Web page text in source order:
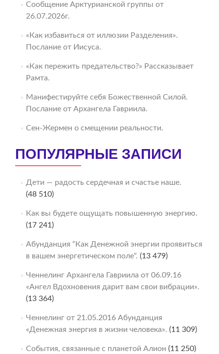
Сообщение Арктурианской группы от
26.07.2026г.
«Как избавиться от иллюзии Разделения».
Послание от Иисуса.
«Как пережить предательство?» Рассказывает
Рамта.
Манифестируйте себя Божественной Силой.
Послание от Архангела Гавриила.
Сен-Жермен о смещении реальности.
ПОПУЛЯРНЫЕ ЗАПИСИ
Дети — радость сердечная и счастье наше.
(48 510)
Как вы будете ощущать повышенную энергию.
(17 241)
Абунданция “Как Денежной энергии проявиться
в вашем энергетическом поле“. (13 479)
Ченнелинг Архангела Гавриила от 06.09.16
«Ангел Вдохновения дарит вам свои вибрации».
(13 364)
Ченнелинг от 21.05.2016 Абунданция
«Денежная энергия в жизни человека». (11 309)
События, связанные с планетой Алион (11 250)